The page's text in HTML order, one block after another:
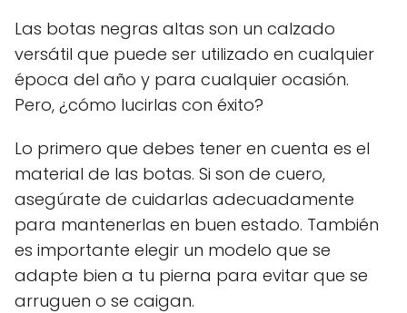
Las botas negras altas son un calzado
versátil que puede ser utilizado en cualquier
época del año y para cualquier ocasión.
Pero, ¿cómo lucirlas con éxito?
Lo primero que debes tener en cuenta es el
material de las botas. Si son de cuero,
asegúrate de cuidarlas adecuadamente
para mantenerlas en buen estado. También
es importante elegir un modelo que se
adapte bien a tu pierna para evitar que se
arruguen o se caigan.